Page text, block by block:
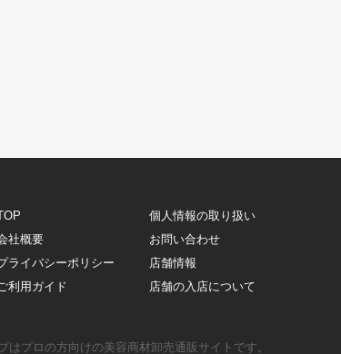
個人情報の取り扱い
社概要
お問い合わせ
ライバシーポリシー
店舗情報
利用ガイド
店舗の入店について
はプロの方向けの美容商材卸売通販サイトです。